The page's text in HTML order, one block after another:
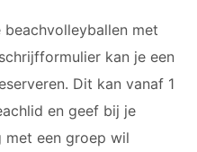
1
2
3
5
6
worden
met
kan je een
Dit kan vanaf 1
en geef bij je
met een groep wil